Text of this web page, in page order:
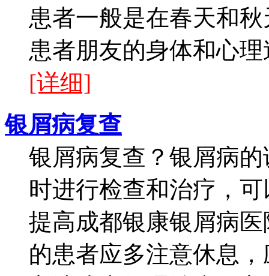
患者一般是在春天和
患者朋友的身体和心
[详细]
银屑病复查
银屑病复查？银屑病
时进行检查和治疗，
提高成都银康银屑病
的患者应多注意休息